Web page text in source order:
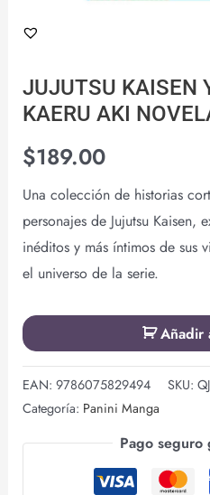
JUJUTSU KAISEN
KAERU AKI
$189.00
Una colección de historias
personajes de Jujutsu Kaisen,
inéditos y más íntimos de sus
el universo de la serie.
Añadir
EAN: 9786075829494 SKU:
Categoría: Panini Manga
Pago seguro